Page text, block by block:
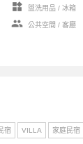
widgets 盥洗用品 / 冰箱
group
公共空間 / 客廳
宿 VILLA 家庭民宿